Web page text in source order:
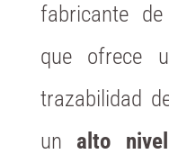
fabricante
que ofrece
trazabilidad
un alto